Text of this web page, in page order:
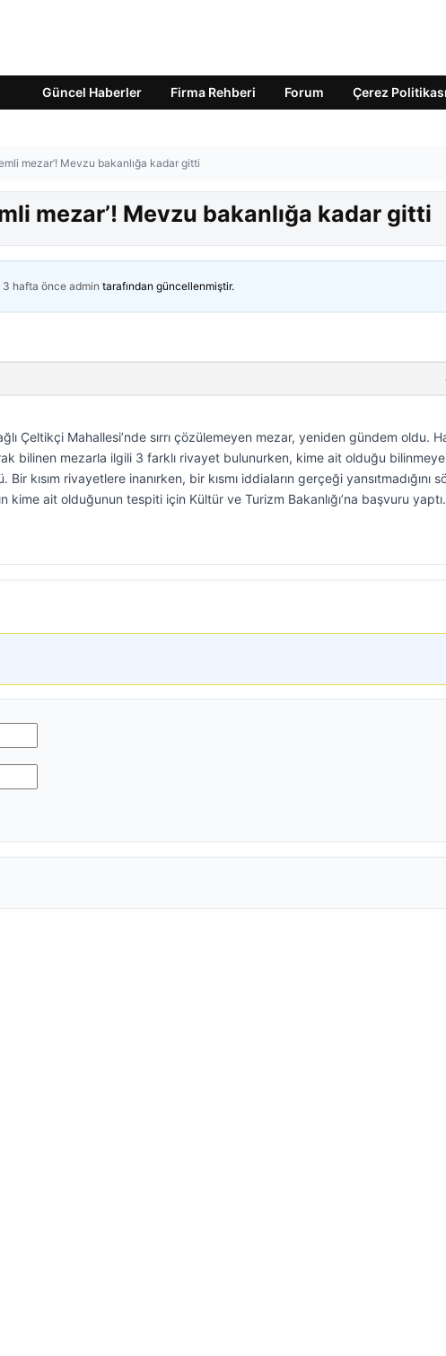
Güncel Haberler Firma Rehberi Forum Çerez Politikası
mezar’! Mevzu bakanlığa kadar gitti
mezar’! Mevzu bakanlığa kadar gitti
3 hafta önceadmin tarafından güncellenmiştir.
Çeltikçi Mahallesi’nde sırrı çözülemeyen mezar, yeniden gündem oldu.
bilinen mezarla ilgili 3 farklı rivayet bulunurken, kime ait olduğu
kısım rivayetlere inanırken, bir kısmı iddiaların gerçeği yansıtmadığını
kime ait olduğunun tespiti için Kültür ve Turizm Bakanlığı’na başvuru yaptı.